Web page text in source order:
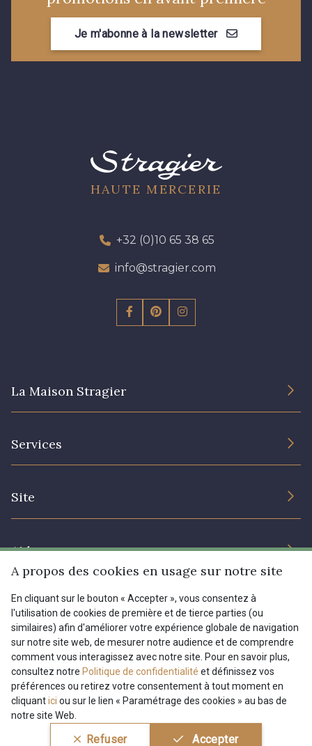
Je m'abonne à la newsletter
HAUTE MERCERIE
+32 (0)10 65 38 65
info@stragier.com
La Maison Stragier
Services
Site
Prix réduits
Aide
Livraison : France, Belgique, International
Retours & réclamations
FAQ - Questions fréquentes
Modes de paiements
Menu
Tous nos tissus
Magazine
FR EN
Conditions générales de vente
Politique de confidentialité
A propos des cookies en usage sur notre site
En cliquant sur le bouton « Accepter », vous consentez à
l'utilisation de cookies de première et de tierce parties (ou
similaires) afin d'améliorer votre expérience globale de navigation
sur notre site web, de mesurer notre audience et de comprendre
comment vous interagissez avec notre site. Pour en savoir plus,
consultez notre Politique de confidentialité et définissez vos
préférences ou retirez votre consentement à tout moment en
cliquantici ou sur le lien « Paramétrage des cookies » au bas de
notre site Web.
Refuser Accepter